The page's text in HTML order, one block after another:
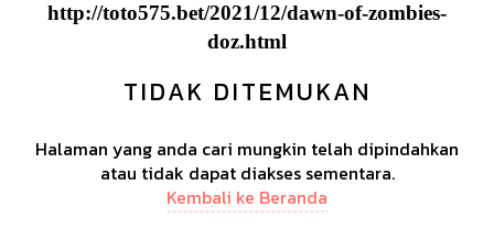
http://toto575.bet/2021/12/dawn-of-zombies-
doz.html
TIDAK DITEMUKAN
Halaman yang anda cari mungkin telah dipindahkan
atau tidak dapat diakses sementara.
Kembali ke Beranda